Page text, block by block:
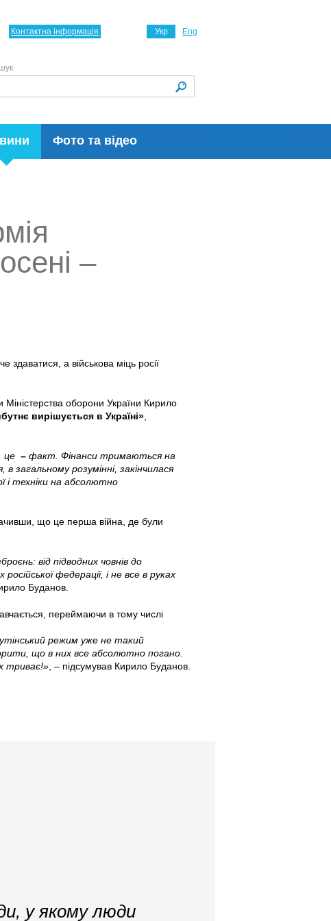
Фото та відео
Укр Eng
Контактна інформація
–
здаватися, а військова міць росії
Міністерства оборони України Кирило
вирішується в Україні»
це – факт. Фінанси тримаються на
загальному розумінні, закінчилася
і техніки на абсолютно
що це перша війна, де були
від підводних човнів до
федерації, і не все в руках
Буданов.
переймаючи в тому числі
режим уже не такий
що в них все абсолютно погано.
триває!» , – підсумував Кирило Буданов.
у якому люди